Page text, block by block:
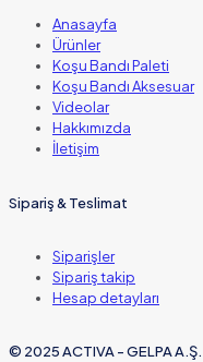
Anasayfa
Ürünler
Koşu Bandı Paleti
Koşu Bandı Aksesuar
Videolar
Hakkımızda
İletişim
Sipariş & Teslimat
Siparişler
Sipariş takip
Hesap detayları
© 2025 ACTIVA - GELPA A.Ş.